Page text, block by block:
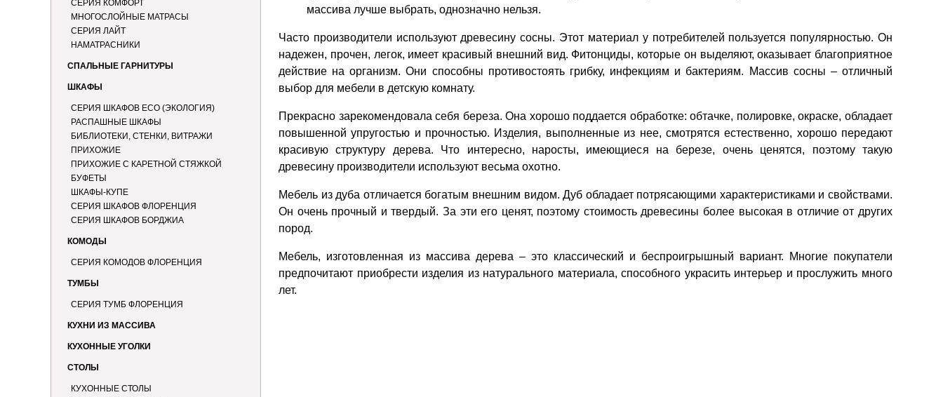
СЕРИЯ КОМФОРТ
МНОГОСЛОЙНЫЕ МАТРАСЫ
СЕРИЯ ЛАЙТ
НАМАТРАСНИКИ
СПАЛЬНЫЕ ГАРНИТУРЫ
ШКАФЫ
СЕРИЯ ШКАФОВ ECO (ЭКОЛОГИЯ)
РАСПАШНЫЕ ШКАФЫ
БИБЛИОТЕКИ, СТЕНКИ, ВИТРАЖИ
ПРИХОЖИЕ
ПРИХОЖИЕ С КАРЕТНОЙ СТЯЖКОЙ
БУФЕТЫ
ШКАФЫ-КУПЕ
СЕРИЯ ШКАФОВ ФЛОРЕНЦИЯ
СЕРИЯ ШКАФОВ БОРДЖИА
КОМОДЫ
СЕРИЯ КОМОДОВ ФЛОРЕНЦИЯ
ТУМБЫ
СЕРИЯ ТУМБ ФЛОРЕНЦИЯ
КУХНИ ИЗ МАССИВА
КУХОННЫЕ УГОЛКИ
СТОЛЫ
КУХОННЫЕ СТОЛЫ
массива лучше выбрать, однозначно нельзя.
Часто производители используют древесину сосны. Этот материал у потребителей пользуется популярностью. Он
надежен, прочен, легок, имеет красивый внешний вид. Фитонциды, которые он выделяют, оказывает благоприятное
действие на организм. Они способны противостоять грибку, инфекциям и бактериям. Массив сосны – отличный
выбор для мебели в детскую комнату.
Прекрасно зарекомендовала себя береза. Она хорошо поддается обработке: обтачке, полировке, окраске, обладает
повышенной упругостью и прочностью. Изделия, выполненные из нее, смотрятся естественно, хорошо передают
красивую структуру дерева. Что интересно, наросты, имеющиеся на березе, очень ценятся, поэтому такую
древесину производители используют весьма охотно.
Мебель из дуба отличается богатым внешним видом. Дуб обладает потрясающими характеристиками и свойствами.
Он очень прочный и твердый. За эти его ценят, поэтому стоимость древесины более высокая в отличие от других
пород.
Мебель, изготовленная из массива дерева – это классический и беспроигрышный вариант. Многие покупатели
предпочитают приобрести изделия из натурального материала, способного украсить интерьер и прослужить много
лет.